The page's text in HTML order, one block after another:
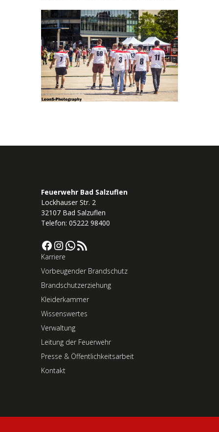
Feuerwehr Bad Salzuflen
Lockhauser Str. 2
32107 Bad Salzuflen
Telefon: 05222 98400
Facebook InstagramWhatsApp RSS-Feed
Karriere
Vorbeugender Brandschutz
Brandschutzerziehung
Kleiderkammer
Wissenswertes
Verwaltung
Leitung der Feuerwehr
Presse & Öffentlichkeitsarbeit
Kontakt